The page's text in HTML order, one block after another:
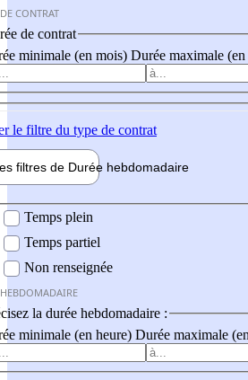
CONTRAT
de contrat
minimale (en mois) Durée maximale
le filtre du type de contrat
filtres de Durée hebdomadaire
Temps plein
Temps partiel
Non renseignée
la durée hebdomadaire :
minimale (en heure) Durée maximale